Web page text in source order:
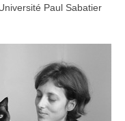
Paul Sabatier